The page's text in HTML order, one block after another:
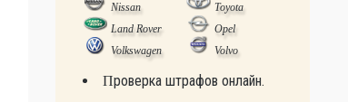
Nissan
Toyota
Land Rover
Opel
Volkswagen
Volvo
Проверка штрафов онлайн.